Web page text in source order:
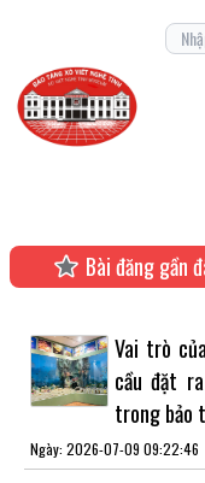
Bài đăng gần
Vai trò
cầu đặt
trong bảo
Ngày: 2026-07-09 09:22:46